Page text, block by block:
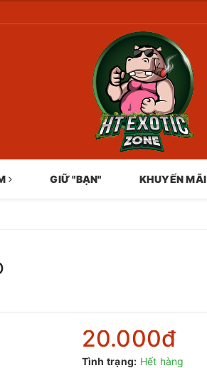
GIỮ "BẠN" KHUYẾN MÃI
20.000₫
Tình trạng: Hết hàng